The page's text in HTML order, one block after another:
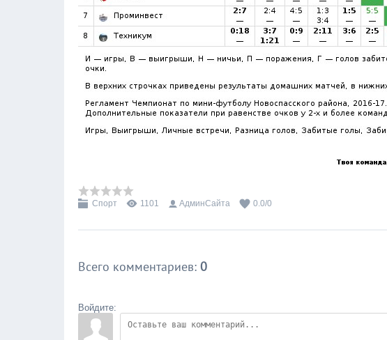
Спорт 1101 АдминСайта 0.0/0
Всего комментариев: 0
Войдите: